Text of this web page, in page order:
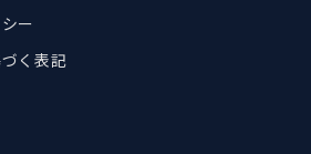
ー
く表記